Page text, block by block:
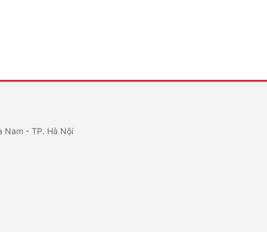
Nam - TP. Hà Nội